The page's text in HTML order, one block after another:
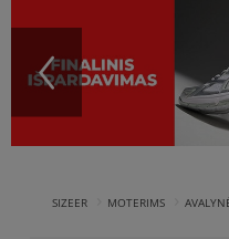
SIZEER MOTERIMS